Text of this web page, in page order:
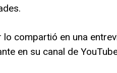
lo compartió en una
en su canal de